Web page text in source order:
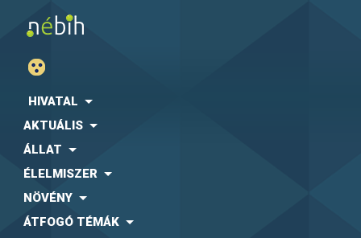
HIVATAL
AKTUÁLIS
ÁLLAT
ÉLELMISZER
NÖVÉNY
ÁTFOGÓ TÉMÁK